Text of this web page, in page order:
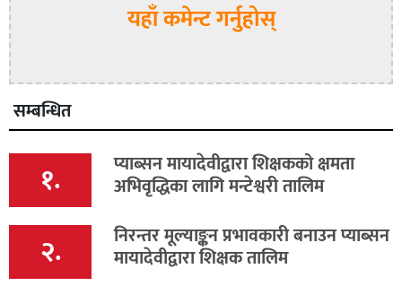
यहाँ कमेन्ट गर्नुहोस्
सम्बन्धित
१. प्याब्सन मायादेवीद्वारा शिक्षकको क्षमता
अभिवृद्धिका लागि मन्टेश्वरी तालिम
२. निरन्तर मूल्याङ्कन प्रभावकारी बनाउन प्याब्सन
मायादेवीद्वारा शिक्षक तालिम